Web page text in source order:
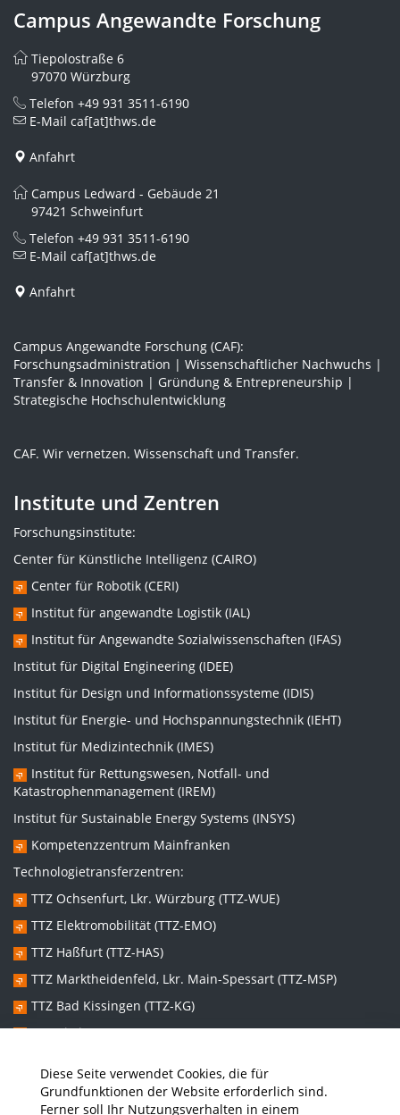
Diese Seite verwendet Cookies, die für
Grundfunktionen der Website erforderlich sind.
Ferner soll Ihr Nutzungsverhalten in einem
Campus Angewandte Forschung
Tiepolostraße 6
97070 Würzburg
Telefon +49 931 3511-6190
E-Mail caf[at]thws.de
Anfahrt
Campus Ledward - Gebäude 21
97421 Schweinfurt
Telefon +49 931 3511-6190
E-Mail caf[at]thws.de
Anfahrt
Campus Angewandte Forschung (CAF):
Forschungsadministration | Wissenschaftlicher Nachwuchs |
Transfer & Innovation | Gründung & Entrepreneurship |
Strategische Hochschulentwicklung
CAF. Wir vernetzen. Wissenschaft und Transfer.
Institute und Zentren
Forschungsinstitute:
Center für Künstliche Intelligenz (CAIRO)
Center für Robotik (CERI)
Institut für angewandte Logistik (IAL)
Institut für Angewandte Sozialwissenschaften (IFAS)
Institut für Digital Engineering (IDEE)
Institut für Design und Informationssysteme (IDIS)
Institut für Energie- und Hochspannungstechnik (IEHT)
Institut für Medizintechnik (IMES)
Institut für Rettungswesen, Notfall- und
Katastrophenmanagement (IREM)
Institut für Sustainable Energy Systems (INSYS)
Kompetenzzentrum Mainfranken
Technologietransferzentren:
TTZ Ochsenfurt, Lkr. Würzburg (TTZ-WUE)
TTZ Elektromobilität (TTZ-EMO)
TTZ Haßfurt (TTZ-HAS)
TTZ Marktheidenfeld, Lkr. Main-Spessart (TTZ-MSP)
TTZ Bad Kissingen (TTZ-KG)
TTZ Kitzingen (TTZ-KT)
Graduiertenzentren: